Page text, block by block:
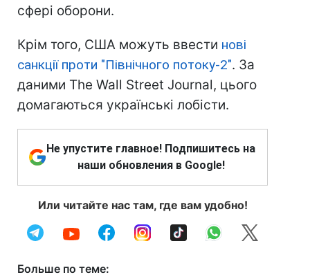
сфері оборони.
Крім того, США можуть ввести нові
санкції проти "Північного потоку-2". За
даними The Wall Street Journal, цього
домагаються українські лобісти.
Не упустите главное! Подпишитесь на
наши обновления в Google!
Или читайте нас там, где вам удобно!
Больше по теме: